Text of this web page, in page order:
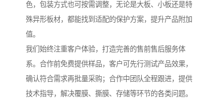
色，包装方式也可按需调整，无论是大板、小板还是特
殊异形板材，都能找到适配的保护方案，提升产品附加
值。
我们始终注重客户体验，打造完善的售前售后服务体
系。合作前免费提供样品，客户可先行测试产品效果，
确认符合需求再批量采购；合作中团队全程跟进，提供
技术指导，解决覆膜、撕膜、存储等环节的各类问题。